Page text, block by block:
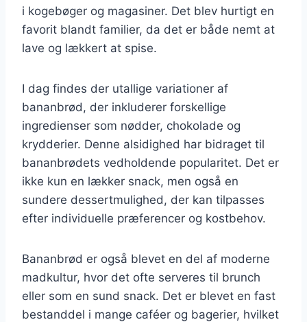
i kogebøger og magasiner. Det blev hurtigt en
favorit blandt familier, da det er både nemt at
lave og lækkert at spise.
I dag findes der utallige variationer af
bananbrød, der inkluderer forskellige
ingredienser som nødder, chokolade og
krydderier. Denne alsidighed har bidraget til
bananbrødets vedholdende popularitet. Det er
ikke kun en lækker snack, men også en
sundere dessertmulighed, der kan tilpasses
efter individuelle præferencer og kostbehov.
Bananbrød er også blevet en del af moderne
madkultur, hvor det ofte serveres til brunch
eller som en sund snack. Det er blevet en fast
bestanddel i mange caféer og bagerier, hvilket